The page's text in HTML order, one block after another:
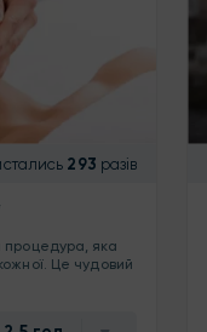
293 разів
процедура, яка
Це чудовий